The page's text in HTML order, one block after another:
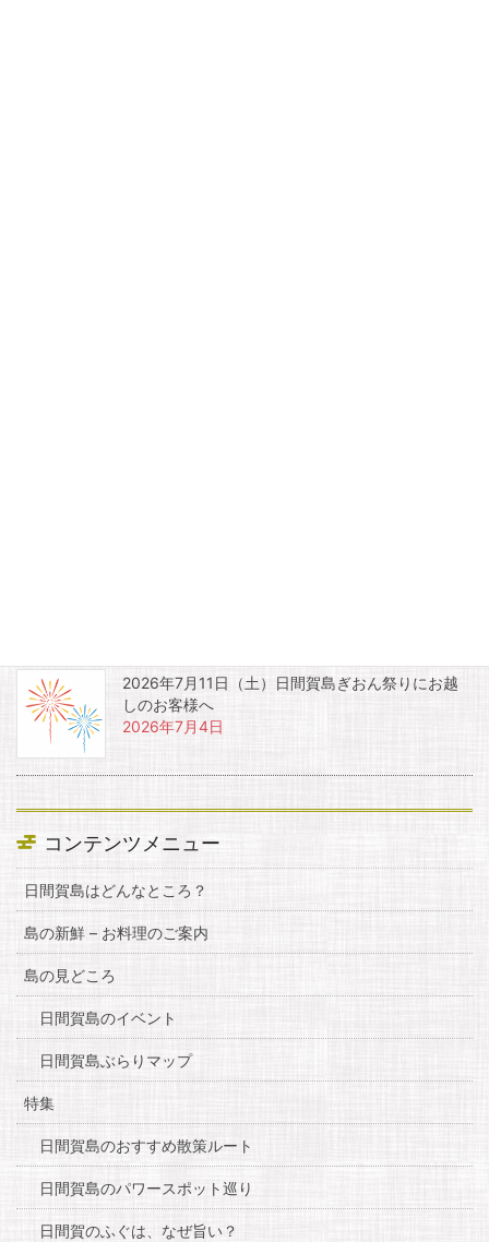
2026年7月11日（土）日間賀島ぎおん祭りにお越
しのお客様へ
2026年7月4日
コンテンツメニュー
日間賀島はどんなところ？
島の新鮮 – お料理のご案内
島の見どころ
日間賀島のイベント
日間賀島ぶらりマップ
特集
日間賀島のおすすめ散策ルート
日間賀島のパワースポット巡り
日間賀のふぐは、なぜ旨い？